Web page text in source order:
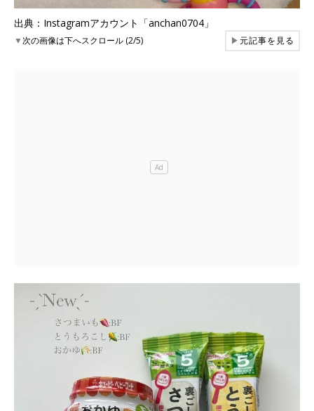
出典：Instagramアカウント「anchan0704」
▼次の画像は下へスクロール (2/5) ▶元記事を見る